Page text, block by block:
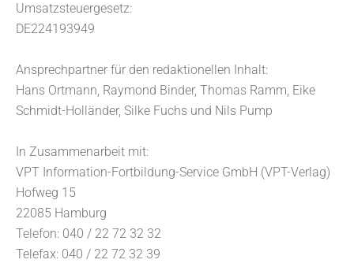
Umsatzsteuergesetz:
DE224193949
Ansprechpartner für den redaktionellen Inhalt:
Hans Ortmann, Raymond Binder, Thomas Ramm, Eike
Schmidt-Holländer, Silke Fuchs und Nils Pump
In Zusammenarbeit mit:
VPT Information-Fortbildung-Service GmbH (VPT-Verlag)
Hofweg 15
22085 Hamburg
Telefon: 040 / 22 72 32 32
Telefax: 040 / 22 72 32 39